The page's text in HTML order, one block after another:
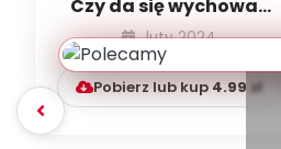
Czy da się wychować
dziecko bez kar i
nagród?
luty 2024
Pobierz lub kup4.99 zł